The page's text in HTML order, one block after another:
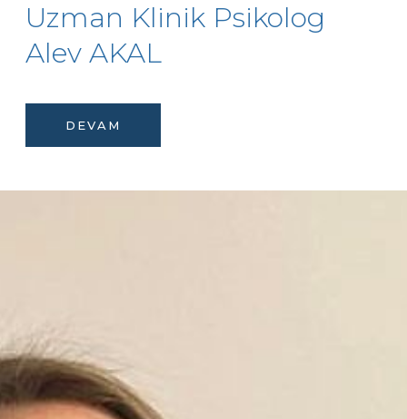
Uzman Klinik Psikolog
Alev AKAL
DEVAM